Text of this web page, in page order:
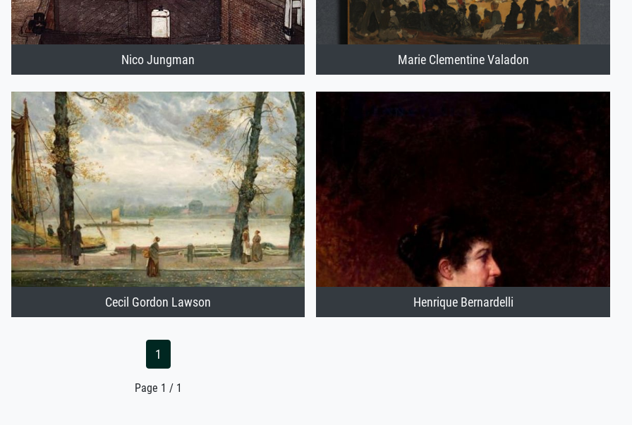
Nico Jungman Marie Clementine Valadon
Cecil Gordon Lawson Henrique Bernardelli
1
Page 1 / 1